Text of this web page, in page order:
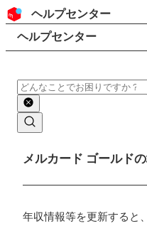
コンテンツにスキップ
ヘッダー
ヘルプセンター
検索
パンくずリスト
ヘルプセンター
検索
メインコンテンツ
メルカード ゴールド
年収情報等を更新すると